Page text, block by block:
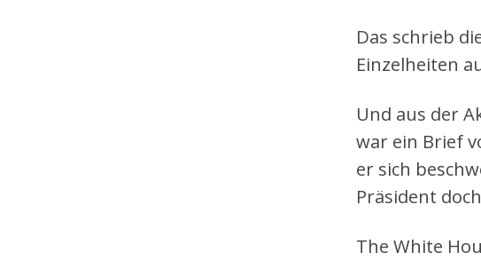
Das schrieb
Einzelheiten
Und aus der
war ein Brief
er sich
Präsident
The White